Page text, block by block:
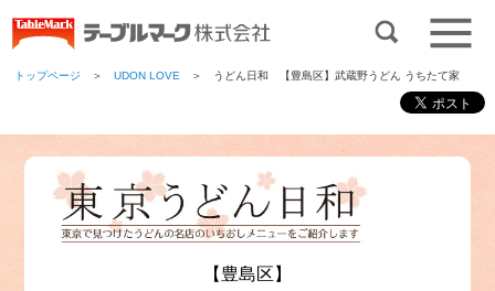
トップページ ＞UDON LOVE ＞ うどん日和 【豊島区】武蔵野うどん うちたて家
【豊島区】